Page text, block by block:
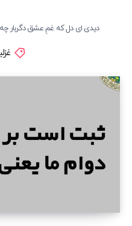
دیدی ای دل که غمِ عشق دگربار چه